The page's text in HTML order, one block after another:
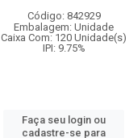
Código: 842929
Embalagem: Unidade
Caixa Com: 120 Unidade(s)
IPI: 9.75%
Faça seu login ou
cadastre-se para